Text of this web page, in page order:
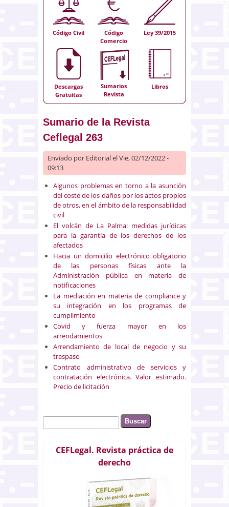
Código Civil
Código
Comercio
Ley 39/2015
Descargas
Gratuitas
Sumarios
Revista
Libros
Sumario de la Revista
Ceflegal 263
Enviado por Editorialel Vie, 02/12/2022 -
09:13
Algunos problemas en torno a la asunción
del coste de los daños por los actos propios
de otros, en el ámbito de la responsabilidad
civil
El volcán de La Palma: medidas jurídicas
para la garantía de los derechos de los
afectados
Hacia un domicilio electrónico obligatorio
de las personas físicas ante la
Administración pública en materia de
notificaciones
La mediación en materia de compliance y
su integración en los programas de
cumplimiento
Covid y fuerza mayor en los
arrendamientos
Arrendamiento de local de negocio y su
traspaso
Contrato administrativo de servicios y
contratación electrónica. Valor estimado.
Precio de licitación
Formulario de búsqueda
Buscar
CEFLegal. Revista práctica de
derecho